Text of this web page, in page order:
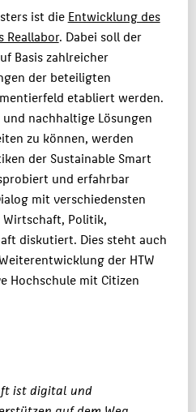
ist die Entwicklung des
Reallabor. Dabei soll der
Basis zahlreicher
der beteiligten
etabliert werden.
nachhaltige Lösungen
zu können, werden
der Sustainable Smart
und erfahrbar
mit verschiedensten
Wirtschaft, Politik,
diskutiert. Dies steht auch
der HTW
Hochschule mit Citizen
ist digital und